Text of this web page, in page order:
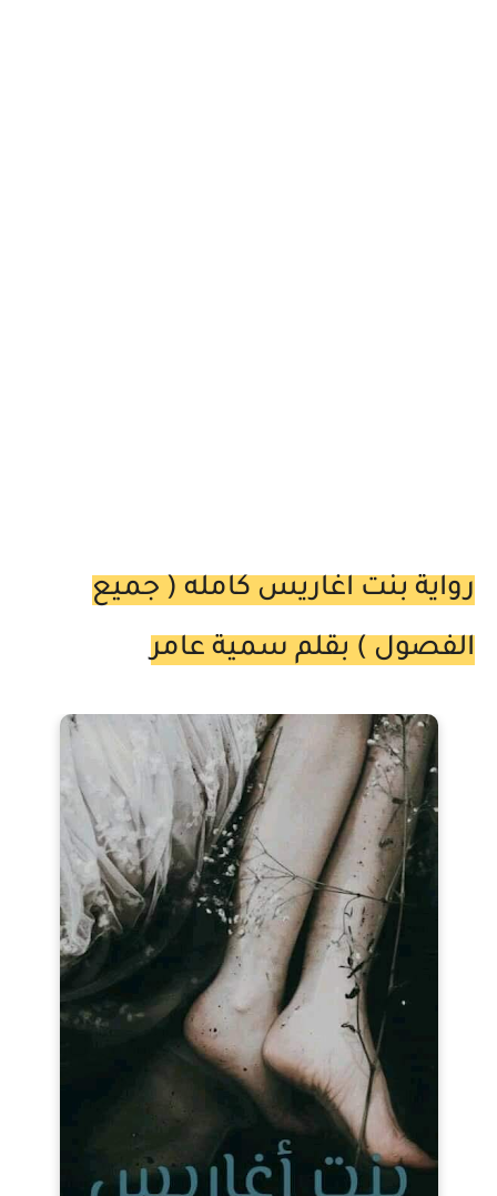
رواية بنت اغاريس كامله ( جميع
الفصول ) بقلم سمية عامر